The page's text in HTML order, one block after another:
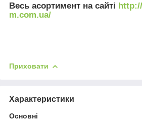
Весь асортимент на сайті
m.com.ua/
Приховати
Характеристики
Основні